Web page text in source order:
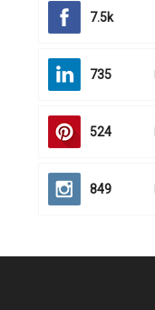
7.5k
735
524
849